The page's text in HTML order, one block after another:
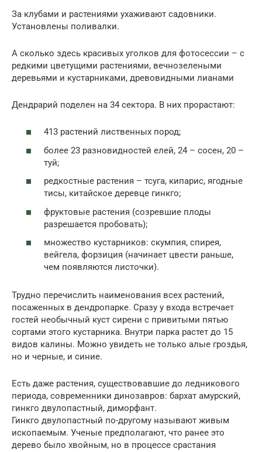
За клубами и растениями ухаживают садовники.
Установлены поливалки.
А сколько здесь красивых уголков для фотосессии – с
редкими цветущими растениями, вечнозелеными
деревьями и кустарниками, древовидными лианами
Дендрарий поделен на 34 сектора. В них прорастают:
413 растений лиственных пород;
более 23 разновидностей елей, 24 – сосен, 20 –
туй;
редкостные растения – тсуга, кипарис, ягодные
тисы, китайское деревце гинкго;
фруктовые растения (созревшие плоды
разрешается пробовать);
множество кустарников: скумпия, спирея,
вейгела, форзиция (начинает цвести раньше,
чем появляются листочки).
Трудно перечислить наименования всех растений,
посаженных в дендропарке. Сразу у входа встречает
гостей необычный куст сирени с привитыми пятью
сортами этого кустарника. Внутри парка растет до 15
видов калины. Можно увидеть не только алые гроздья,
но и черные, и синие.
Есть даже растения, существовавшие до ледникового
периода, современники динозавров: бархат амурский,
гинкго двулопастный, диморфант.
Гинкго двулопастный по-другому называют живым
ископаемым. Ученые предполагают, что ранее это
дерево было хвойным, но в процессе срастания